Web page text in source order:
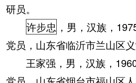
研员。
许步忠 ，男，汉族，
党员，山东省临沂市兰山区
王家强，男，汉族，